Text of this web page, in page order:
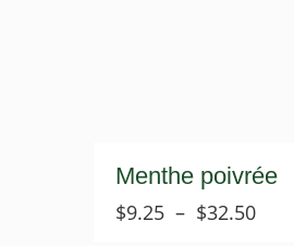
Menthe poivrée
$9.25 – $32.50Plage